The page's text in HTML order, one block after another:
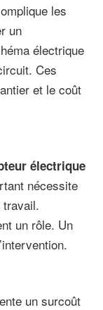
les
un
électrique
Ces
et le coût
électrique
nécessite
travail.
un rôle. Un
un surcoût